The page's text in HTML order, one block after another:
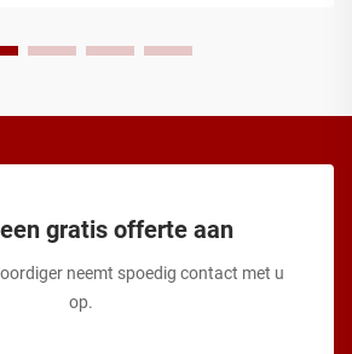
gratis offerte aan
neemt spoedig contact met u
op.